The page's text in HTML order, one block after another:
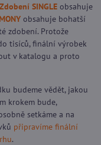
Zdobení SINGLE obsahuje
obsahuje bohatší
zdobení. Protože
tisíců, finální výrobek
v katalogu a proto
budeme vědět, jakou
krokem bude,
setkáme a na
připravíme finální
.